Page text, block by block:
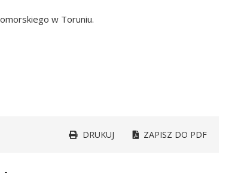
w Toruniu.
DRUKUJ ZAPISZ DO PDF